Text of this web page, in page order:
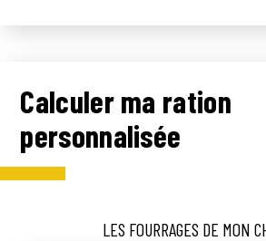
Calculer ma ration
personnalisée
LES FOURRAGES DE MON